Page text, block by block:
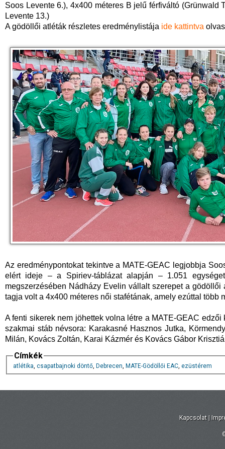
Soos Levente 6.), 4x400 méteres B jelű férfiváltó (Grünwald
Levente 13.)
A gödöllői atléták részletes eredménylistája ide kattintva
Az eredménypontokat tekintve a MATE-GEAC legjobbja
elért ideje – a Spiriev-táblázat alapján – 1.051
megszerzésében Nádházy Evelin vállalt szerepet a
tagja volt a 4x400 méteres női stafétának, amely ezúttal több
A fenti sikerek nem jöhettek volna létre a MATE-GEAC
szakmai stáb névsora: Karakasné Hasznos Jutka,
Milán, Kovács Zoltán, Karai Kázmér és Kovács Gábor
Címkék
atlétika, csapatbajnoki döntő, Debrecen, MATE-Gödöllői EAC, ezüstérem
Kapcsolat |